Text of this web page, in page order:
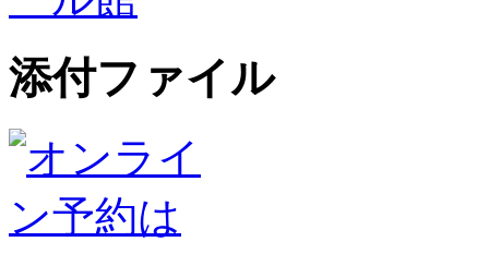
添付ファイル